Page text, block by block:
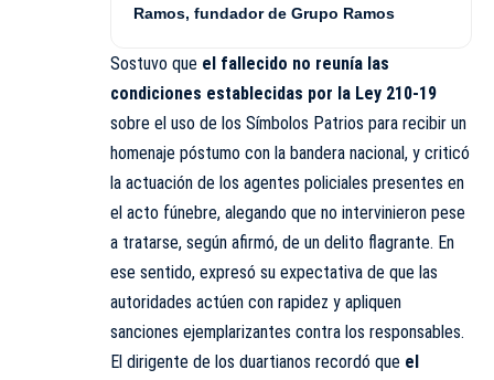
Ramos, fundador de Grupo Ramos
Sostuvo que el fallecido no reunía las
condiciones establecidas por la Ley 210-19
sobre el uso de los Símbolos Patrios para recibir un
homenaje póstumo con la bandera nacional, y criticó
la actuación de los agentes policiales presentes en
el acto fúnebre, alegando que no intervinieron pese
a tratarse, según afirmó, de un delito flagrante. En
ese sentido, expresó su expectativa de que las
autoridades actúen con rapidez y apliquen
sanciones ejemplarizantes contra los responsables.
El dirigente de los duartianos recordó que el